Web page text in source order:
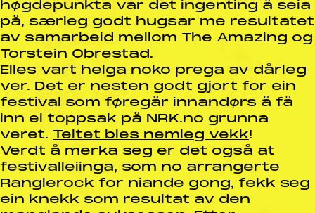
høgdepunkta var det ingenting å seia
på, særleg godt hugsar me resultatet
av samarbeid mellom The Amazing og
Torstein Obrestad.
Elles vart helga noko prega av dårleg
ver. Det er nesten godt gjort for ein
festival som føregår innandørs å få
inn ei toppsak på NRK.no grunna
veret. Teltet bles nemleg vekk!
Verdt å merka seg er det også at
festivalleiinga, som no arrangerte
Ranglerock for niande gong, fekk seg
ein knekk som resultat av den